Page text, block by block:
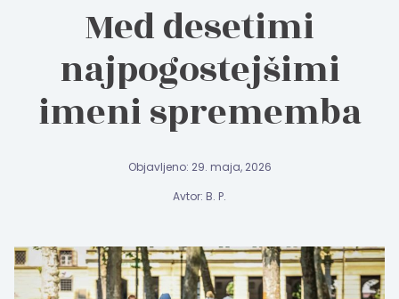
Med desetimi
najpogostejšimi
imeni sprememba
Objavljeno: 29. maja, 2026
Avtor: B. P.